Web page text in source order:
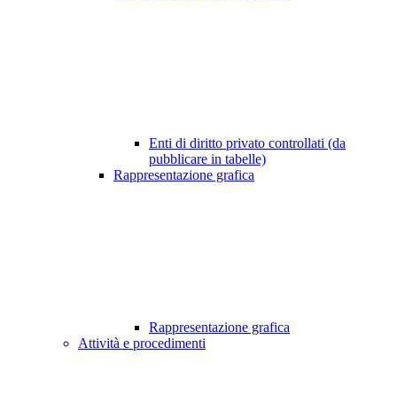
Enti di diritto privato controllati (da
pubblicare in tabelle)
Rappresentazione grafica
Rappresentazione grafica
Attività e procedimenti